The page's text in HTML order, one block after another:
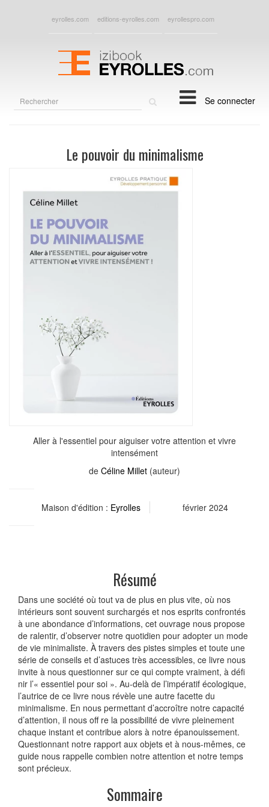
eyrolles.com editions-eyrolles.com eyrollespro.com
Se connecter
Le pouvoir du minimalisme
Aller à l'essentiel pour aiguiser votre attention et vivre
intensément
de Céline Millet (auteur)
Maison d'édition : Eyrolles février 2024
Résumé
Dans une société où tout va de plus en plus vite, où nos
intérieurs sont souvent surchargés et nos esprits confrontés
à une abondance d’informations, cet ouvrage nous propose
de ralentir, d’observer notre quotidien pour adopter un mode
de vie minimaliste. À travers des pistes simples et toute une
série de conseils et d’astuces très accessibles, ce livre nous
invite à nous questionner sur ce qui compte vraiment, à défi
nir l’« essentiel pour soi ». Au-delà de l’impératif écologique,
l’autrice de ce livre nous révèle une autre facette du
minimalisme. En nous permettant d’accroître notre capacité
d’attention, il nous off re la possibilité de vivre pleinement
chaque instant et contribue alors à notre épanouissement.
Questionnant notre rapport aux objets et à nous-mêmes, ce
guide nous rappelle combien notre attention et notre temps
sont précieux.
Sommaire